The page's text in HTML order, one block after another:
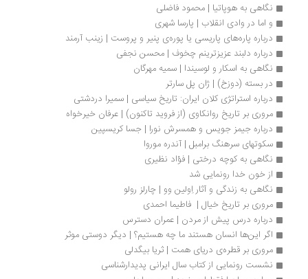
نگاهی به هوپاتیا | محمود فاضلی
و اما در وادی انقلاب | پارسا شهری
درباره پاره‌های پاریسی یا پوره‌ی پنیر و پروست | زینب آرمند
درباره دلبند عزیزترینم چخوف | محسن نجفی
نگاهی به اسکار و لوسیندا | سمیه مهرگان
در بسته (دوزخ) | ژان پل سارتر
درباره استراتژی کلان ایران: تاریخ سیاسی | سمیرا دردشتی
مروری بر تاریخ روانکاوی (از فروید تاکنون) | عرفان خیرخواه
درباره جیمز جویس و همسرش نورا | جسا کریسپین
سکوتهای سرهنگ برامبل | آندره موروا
نگاهی به کوچه درختی | فؤاد نظیری
از خون خدا رونمایی شد
نگاهی به زندگی و آثار اِولین وو | چارلز رولو
مروری بر تاریخ خیال |  فاطیما احمدی
درباره درس پیش از مردن | عمران دسترس
اگر این‌ها انسان هستند ما چه هستیم؟ | دیگر دوستی موثر
مروری بر قطره‌ی دریای همت | ثریا بیگدلی
نشست رونمایی از کتاب سال ایرانی پدیدارشناسی